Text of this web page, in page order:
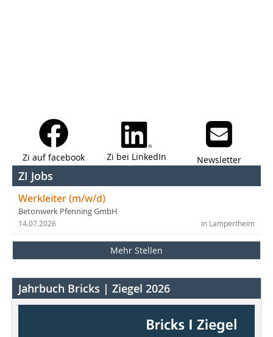
Zi auf facebook Zi bei LinkedIn Newsletter
ZI Jobs
Werkleiter (m/w/d)
Betonwerk Pfenning GmbH
in Lampertheim
14.07.2026
Mehr Stellen
Jahrbuch Bricks | Ziegel 2026